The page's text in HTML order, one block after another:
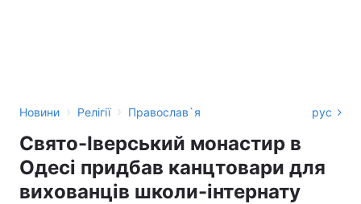
Новини › Релігії › Православ`я рус
Свято-Іверський монастир в
Одесі придбав канцтовари для
вихованців школи-інтернату